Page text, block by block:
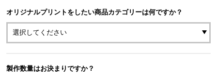
オリジナルプリントをしたい商品カテゴリーは何ですか？
製作数量はお決まりですか？